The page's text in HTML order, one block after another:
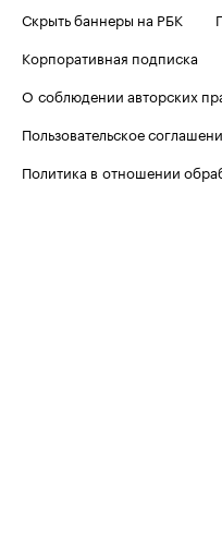
Скрыть баннеры на РБК
Корпоративная подписка
О соблюдении авторских
Пользовательское
Политика в отношении